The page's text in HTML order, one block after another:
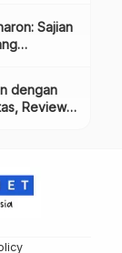
Sajian
dengan
Review